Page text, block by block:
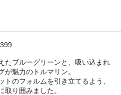
たブルーグリーンと、吸い込まれ
が魅力のトルマリン。
のフォルムを引き立てるよう、
り囲みました。